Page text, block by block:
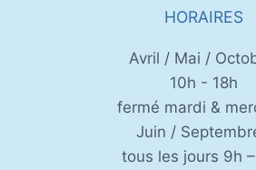
HORAIRES
Avril / Mai /
10h - 18h
fermé mardi &
Juin /
tous les jours 9h